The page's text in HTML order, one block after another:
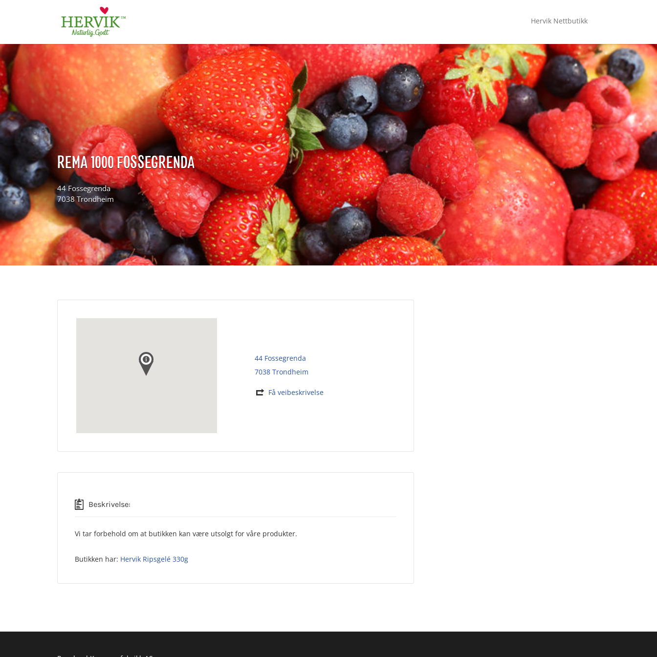
Hervik Nettbutikk
for:
REMA 1000 FOSSEGRENDA
44 Fossegrenda
7038 Trondheim
44 Fossegrenda
7038 Trondheim
Få veibeskrivelse
Beskrivelse:
Vi tar forbehold om at butikken kan være utsolgt for våre produkter.
Butikken har: Hervik Ripsgelé 330g